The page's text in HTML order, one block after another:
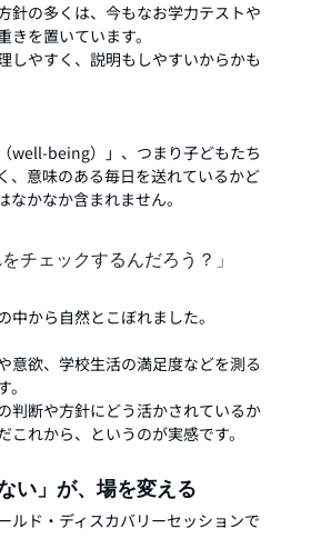
針の多くは、今もなお学力テストや
きを置いています。
しやすく、説明もしやすいからかも
well-being）」、つまり子どもたち
、意味のある毎日を送れているかど
なかなか含まれません。
チェックするんだろう？」
中から自然とこぼれました。
意欲、学校生活の満足度などを測る
判断や方針にどう活かされているか
れから、というのが実感です。
い」が、場を変える
ルド・ディスカバリーセッションで